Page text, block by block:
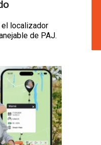
localizador
de PAJ.